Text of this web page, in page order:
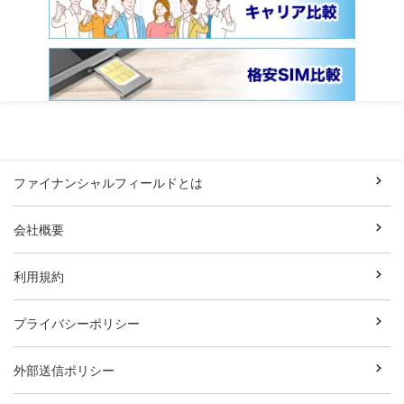
ファイナンシャルフィールドとは
会社概要
利用規約
プライバシーポリシー
外部送信ポリシー